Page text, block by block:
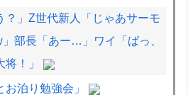
？」Z世代新人「じゃあサーモ
部長「あー…」ワイ「ばっ、
！」
泊り勉強会」